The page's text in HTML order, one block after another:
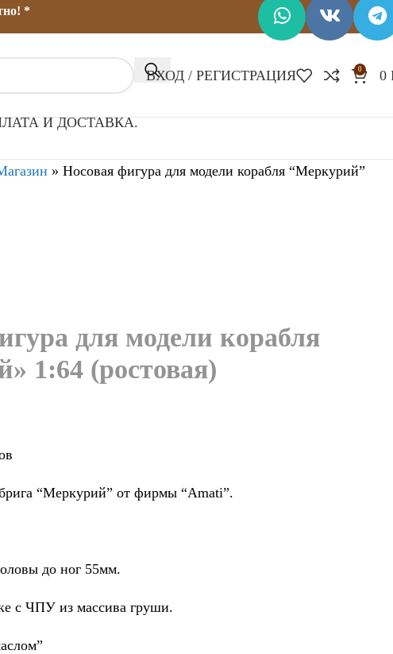
*
ВХОД / РЕГИСТРАЦИЯ 0 0
И ДОСТАВКА.
» Носовая фигура для модели корабля “Меркурий”
для модели корабля
1:64 (ростовая)
“Меркурий” от фирмы “Amati”.
до ног 55мм.
с ЧПУ из массива груши.